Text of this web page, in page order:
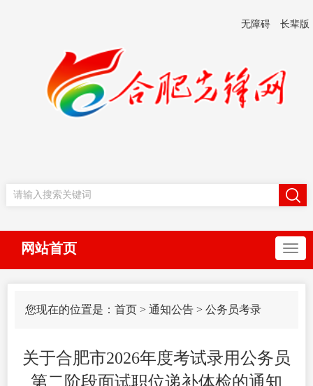
无障碍 长辈版
网站首页
您现在的位置是： 首页 > 通知公告 > 公务员考录
关于合肥市2026年度考试录用公务员
第二阶段面试职位递补体检的通知